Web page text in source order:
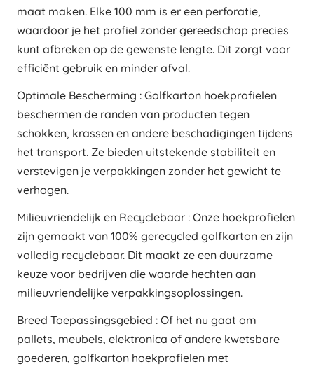
maat maken. Elke 100 mm is er een perforatie,
waardoor je het profiel zonder gereedschap precies
kunt afbreken op de gewenste lengte. Dit zorgt voor
efficiënt gebruik en minder afval.
Optimale Bescherming : Golfkarton hoekprofielen
beschermen de randen van producten tegen
schokken, krassen en andere beschadigingen tijdens
het transport. Ze bieden uitstekende stabiliteit en
verstevigen je verpakkingen zonder het gewicht te
verhogen.
Milieuvriendelijk en Recyclebaar : Onze hoekprofielen
zijn gemaakt van 100% gerecycled golfkarton en zijn
volledig recyclebaar. Dit maakt ze een duurzame
keuze voor bedrijven die waarde hechten aan
milieuvriendelijke verpakkingsoplossingen.
Breed Toepassingsgebied : Of het nu gaat om
pallets, meubels, elektronica of andere kwetsbare
goederen, golfkarton hoekprofielen met